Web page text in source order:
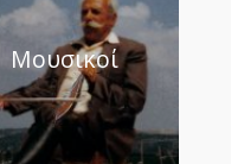
Μουσικοί